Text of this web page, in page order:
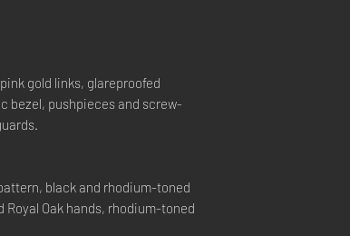
gold links, glareproofed
bezel, pushpieces and screw-
black and rhodium-toned
Oak hands, rhodium-toned